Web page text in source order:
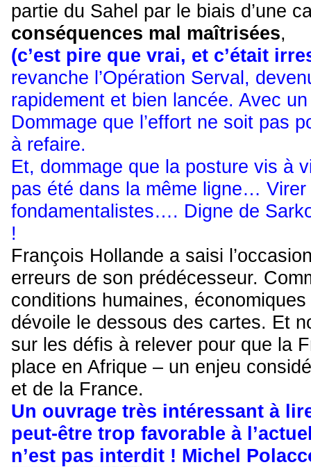
partie du Sahel par le biais d’une
conséquences mal ­maîtrisées, ­
(c’est pire que vrai, et c’était
revanche l’Opération Serval,
rapidement et bien lancée. Avec
Dommage que l’effort ne soit pas
à refaire.
Et, dommage que la posture vis à
pas été dans la même ligne…
fondamentalistes…. Digne de
!
François Hollande a saisi
erreurs de son prédécesseur.
conditions humaines,
dévoile le dessous des cartes. Et
sur les défis à relever pour que la
place en Afrique – un enjeu
et de la France.
Un ouvrage très intéressant à
peut-être trop favorable à
n’est pas interdit ! Michel